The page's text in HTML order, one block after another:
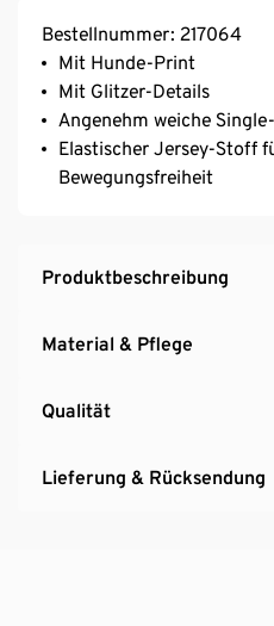
Bestellnummer: 217064
Mit Hunde-Print
Mit Glitzer-Details
Angenehm weiche
Elastischer Jersey-Stoff
Bewegungsfreiheit
Produktbeschreibung
Material & Pflege
Qualität
Lieferung & Rücksendung